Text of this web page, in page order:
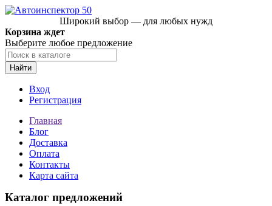
Широкий выбор — для любых нужд
Корзина ждет
Выберите любое предложение
Найти
Вход
Регистрация
Главная
Блог
Доставка
Оплата
Контакты
Карта сайта
Каталог предложений